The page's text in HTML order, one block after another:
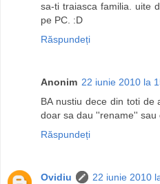
sa-ti traiasca familia. uite
pe PC. :D
Răspundeți
Anonim 22 iunie 2010 la
BA nustiu dece din toti de
doar sa dau ''rename'' sau
Răspundeți
Ovidiu
22 iunie 2010